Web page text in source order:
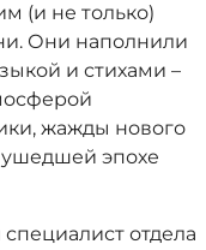
(и не только)
Они наполнили
и стихами –
жажды нового
эпохе
отдела